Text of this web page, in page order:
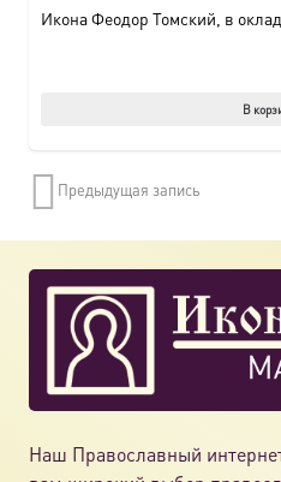
Икона Феодор Томский, в
В
Предыдущая запись
Наш Православный